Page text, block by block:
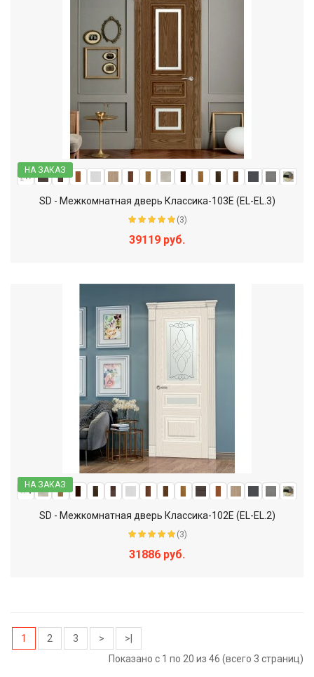
НА ЗАКАЗ
SD - Межкомнатная дверь Классика-103Е (EL-EL.3)
(3)
39119 руб.
НА ЗАКАЗ
SD - Межкомнатная дверь Классика-102Е (EL-EL.2)
(3)
31886 руб.
1 2 3 >
>|
Показано с 1 по 20 из 46 (всего 3 страниц)